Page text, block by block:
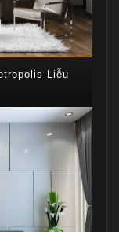
Liễu